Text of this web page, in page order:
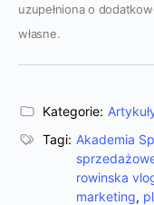
uzupełniona o
własne.
Kategorie:
Tagi: Akademia
rowinska
marketing,